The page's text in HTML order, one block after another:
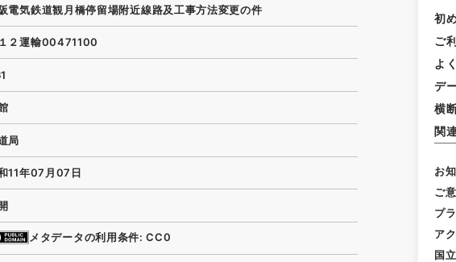
初
ご
よ
デ
横
関
お
ご
プ
ア
国
電気鉄道観月橋停留場附近線路及工事方法変更の件
２運輸00471100
局
11年07月07日
メタデータの利用条件: CC0